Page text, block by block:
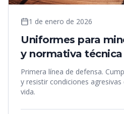
1 de enero de 2026
Uniformes para
y normativa técnica
Primera línea de defensa.
y resistir condiciones
vida.